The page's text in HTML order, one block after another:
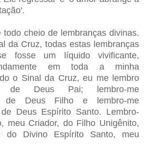
cheio de lembranças divinas.
da Cruz, todas estas lembranças
fosse um líquido vivificante,
em toda a minha
o Sinal da Cruz, eu me lembro
de Deus Pai; lembro-me
de Deus Filho e lembro-me
de Deus Espírito Santo. Lembro-
meu Criador, do Filho Unigênito,
do Divino Espírito Santo, meu